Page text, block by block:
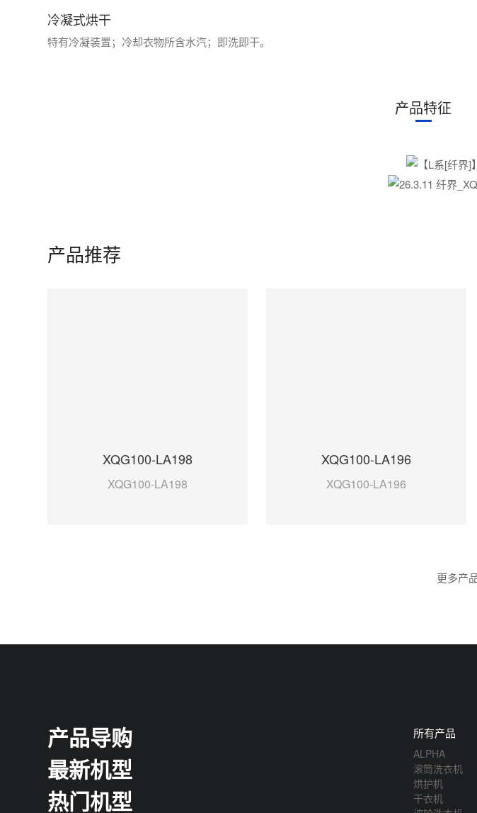
冷凝式烘干
特有冷凝装置；冷却衣物所含水汽；即洗即干。
产品特征
产品推荐
XQG100-LA198
XQG100-LA198
XQG100-LA196
XQG100-LA196
更多产
产品导购
最新机型
热门机型
所有产品
ALPHA
滚筒洗衣机
烘护机
干衣机